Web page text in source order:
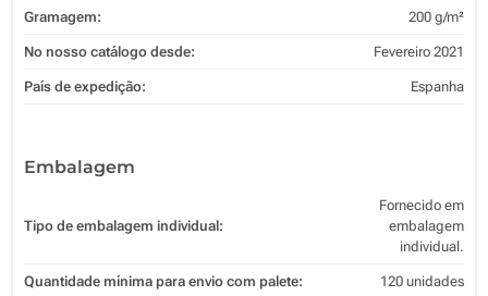
Gramagem: 200 g/m²
No nosso catálogo desde: Fevereiro 2021
País de expedição: Espanha
Embalagem
Tipo de embalagem individual:
Fornecido em
embalagem
individual.
Quantidade mínima para envio com palete: 120 unidades